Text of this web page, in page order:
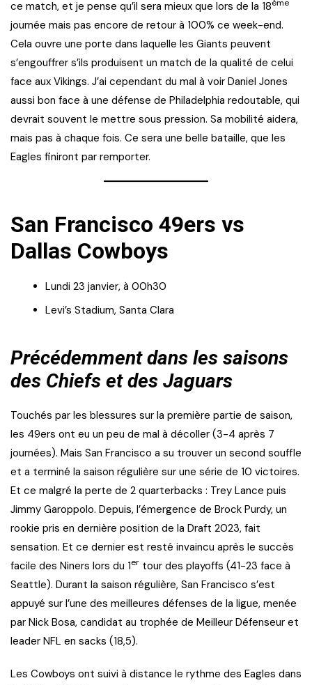
ce match, et je pense qu’il sera mieux que lors de la 18ème
journée mais pas encore de retour à 100% ce week-end.
Cela ouvre une porte dans laquelle les Giants peuvent
s’engouffrer s’ils produisent un match de la qualité de celui
face aux Vikings. J’ai cependant du mal à voir Daniel Jones
aussi bon face à une défense de Philadelphia redoutable, qui
devrait souvent le mettre sous pression. Sa mobilité aidera,
mais pas à chaque fois. Ce sera une belle bataille, que les
Eagles finiront par remporter.
San Francisco 49ers vs
Dallas Cowboys
Lundi 23 janvier, à 00h30
Levi’s Stadium, Santa Clara
Précédemment dans les saisons
des Chiefs et des Jaguars
Touchés par les blessures sur la première partie de saison,
les 49ers ont eu un peu de mal à décoller (3-4 après 7
journées). Mais San Francisco a su trouver un second souffle
et a terminé la saison régulière sur une série de 10 victoires.
Et ce malgré la perte de 2 quarterbacks : Trey Lance puis
Jimmy Garoppolo. Depuis, l’émergence de Brock Purdy, un
rookie pris en dernière position de la Draft 2023, fait
sensation. Et ce dernier est resté invaincu après le succès
facile des Niners lors du 1er tour des playoffs (41-23 face à
Seattle). Durant la saison régulière, San Francisco s’est
appuyé sur l’une des meilleures défenses de la ligue, menée
par Nick Bosa, candidat au trophée de Meilleur Défenseur et
leader NFL en sacks (18,5).
Les Cowboys ont suivi à distance le rythme des Eagles dans